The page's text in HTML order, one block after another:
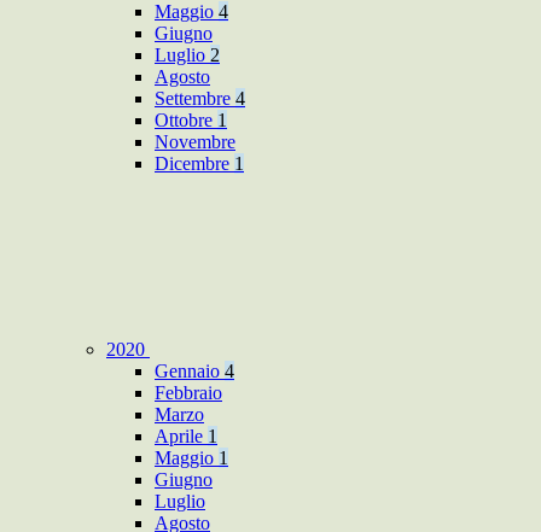
Maggio 4
Giugno
Luglio 2
Agosto
Settembre 4
Ottobre 1
Novembre
Dicembre 1
2020
Gennaio 4
Febbraio
Marzo
Aprile 1
Maggio 1
Giugno
Luglio
Agosto